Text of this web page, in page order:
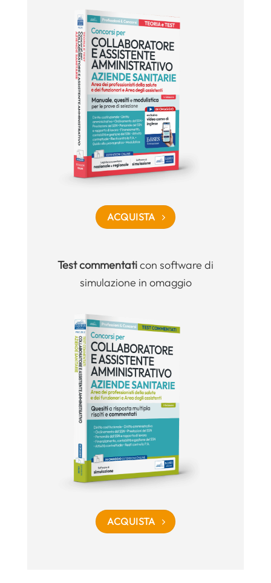
ACQUISTA
Test commentaticon software di
simulazione in omaggio
ACQUISTA